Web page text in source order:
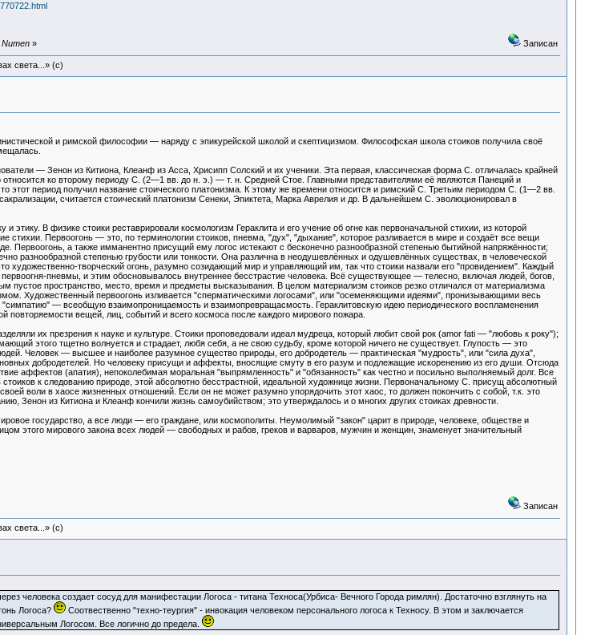
» Записан
света...» (c)
и римской философии — наряду с эпикурейской школой и скептицизмом. Философская школа стоиков получила своё
— Зенон из Китиона, Клеанф из Асса, Хрисипп Солский и их ученики. Эта первая, классическая форма С. отличалась крайней
относится ко второму периоду С. (2—1 вв. до н. э.) — т. н. Средней Стое. Главными представителями её являются Панеций и
этот период получил название стоического платонизма. К этому же времени относится и римский С. Третьим периодом С. (1—2 вв.
считается стоический платонизм Сенеки, Эпиктета, Марка Аврелия и др. В дальнейшем С. эволюционировал в
этику. В физике стоики реставрировали космологизм Гераклита и его учение об огне как первоначальной стихии, из которой
стихии. Первоогонь — это, по терминологии стоиков, пневма, "дух", "дыхание", которое разливается в мире и создаёт все вещи
Первоогонь, а также имманентно присущий ему логос истекают с бесконечно разнообразной степенью бытийной напряжённости;
разнообразной степенью грубости или тонкости. Она различна в неодушевлённых и одушевлённых существах, в человеческой
художественно-творческий огонь, разумно созидающий мир и управляющий им, так что стоики назвали его "провидением". Каждый
пневмы, и этим обосновывалось внутреннее бесстрастие человека. Всё существующее — телесно, включая людей, богов,
пустое пространство, место, время и предметы высказывания. В целом материализм стоиков резко отличался от материализма
Художественный первоогонь изливается "сперматическими логосами", или "осеменяющими идеями", пронизывающими весь
— всеобщую взаимопроницаемость и взаимопревращасмость. Гераклитовскую идею периодического воспламенения
повторяемости вещей, лиц, событий и всего космоса после каждого мирового пожара.
их презрения к науке и культуре. Стоики проповедовали идеал мудреца, который любит свой рок (amor fati — "любовь к року");
этого тщетно волнуется и страдает, любя себя, а не свою судьбу, кроме которой ничего не существует. Глупость — это
Человек — высшее и наиболее разумное существо природы, его добродетель — практическая "мудрость", или "сила духа",
добродетелей. Но человеку присущи и аффекты, вносящие смуту в его разум и подлежащие искоренению из его души. Отсюда
аффектов (апатия), непоколебимая моральная "выпрямленность" и "обязанность" как честно и посильно выполняемый долг. Все
к следованию природе, этой абсолютно бесстрастной, идеальной художнице жизни. Первоначальному С. присущ абсолютный
воли в хаосе жизненных отношений. Если он не может разумно упорядочить этот хаос, то должен покончить с собой, т.к. это
Зенон из Китиона и Клеанф кончили жизнь самоубийством; это утверждалось и о многих других стоиках древности.
государство, а все люди — его граждане, или космополиты. Неумолимый "закон" царит в природе, человеке, обществе и
этого мирового закона всех людей — свободных и рабов, греков и варваров, мужчин и женщин, знаменует значительный
Записан
света...» (c)
человека создает сосуд для манифестации Логоса - титана Техноса(Урбиса- Вечного Города римлян). Достаточно взглянуть на
Логоса?
Соотвественно "техно-теургия" - инвокация человеком персонального логоса к Техносу. В этом и заключается
Логосом. Все логично до предела.